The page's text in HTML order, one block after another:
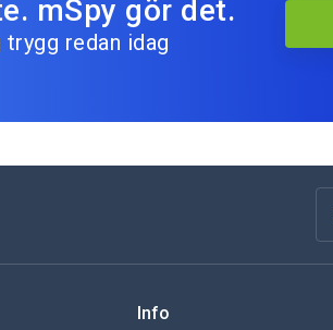
mSpy gör det.
redan idag
Info